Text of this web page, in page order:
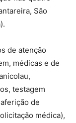
São
de atenção
médicas e de
testagem
de
médica),